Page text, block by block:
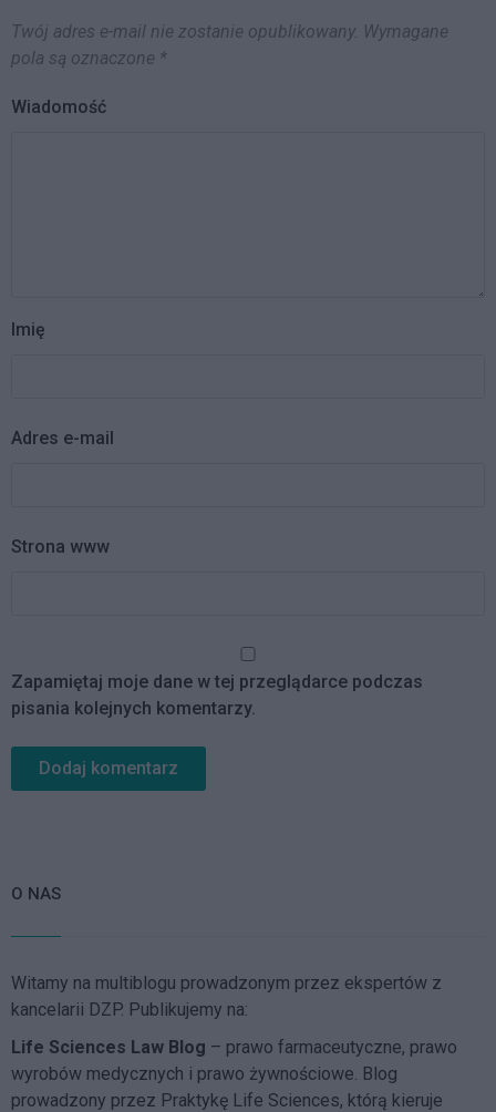
Twój adres e-mail nie zostanie opublikowany. Wymagane
pola są oznaczone *
Wiadomość
Imię
Adres e-mail
Strona www
Zapamiętaj moje dane w tej przeglądarce podczas
pisania kolejnych komentarzy.
O NAS
Witamy na multiblogu prowadzonym przez ekspertów z
kancelarii DZP. Publikujemy na:
Life Sciences Law Blog – prawo farmaceutyczne, prawo
wyrobów medycznych i prawo żywnościowe. Blog
prowadzony przez Praktykę Life Sciences, którą kieruje